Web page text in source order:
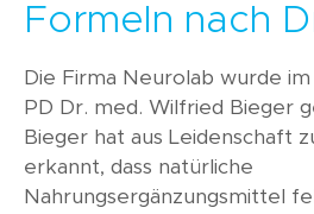
Formeln nach
Die Firma Neurolab wurde
PD Dr. med. Wilfried Bieger
Bieger hat aus Leidenschaft
erkannt, dass natürliche
Nahrungsergänzungsmittel